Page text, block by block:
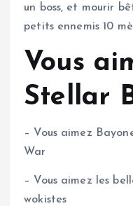
un boss, et mourir
petits ennemis 10
Vous
Stellar
– Vous aimez
War
– Vous aimez les
wokistes